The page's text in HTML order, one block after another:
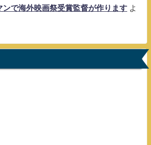
ンで海外映画祭受賞監督が作ります よ